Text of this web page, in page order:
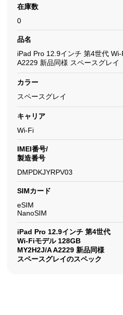
在庫数
0
品名
iPad Pro 12.9インチ 第4世代
A2229 新品同様 スペースグレイ
カラー
スペースグレイ
キャリア
Wi-Fi
IMEI番号/
製造番号
DMPDKJYRPV03
SIMカード
eSIM
NanoSIM
iPad Pro 12.9インチ 第4世代
Wi-Fiモデル 128GB
MY2H2J/A A2229 新品同様
スペースグレイのスペック